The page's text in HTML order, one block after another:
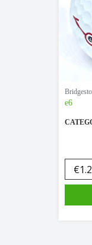
e6
€